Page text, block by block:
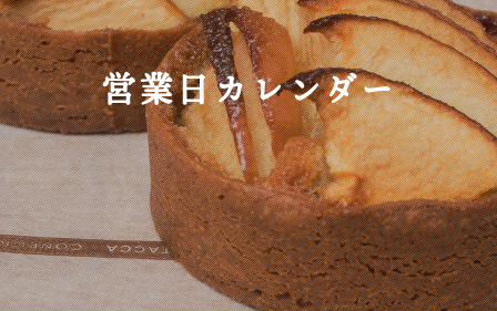
営業日カレンダー